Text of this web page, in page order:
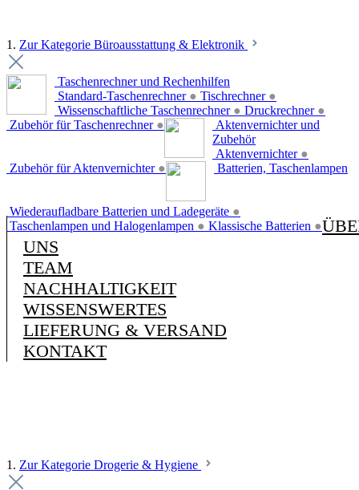
1. Zur Kategorie Büroausstattung & Elektronik
Taschenrechner und Rechenhilfen
Standard-Taschenrechner ● Tischrechner ●
Wissenschaftliche Taschenrechner ● Druckrechner ●
Zubehör für Taschenrechner ●
Aktenvernichter und
Zubehör
Aktenvernichter ●
Zubehör für Aktenvernichter ● Batterien, Taschenlampen
Wiederaufladbare Batterien und Ladegeräte ●
Taschenlampen und Halogenlampen ● Klassische Batterien ●
UNS
TEAM
NACHHALTIGKEIT
WISSENSWERTES
LIEFERUNG & VERSAND
KONTAKT
1. Zur Kategorie Drogerie & Hygiene